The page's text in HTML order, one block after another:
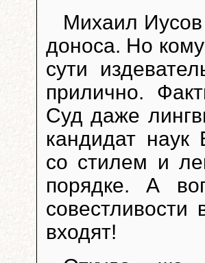
Михаил
доноса. Но
сути
прилично.
Суд даже
кандидат
со стилем и
порядке. А
входят!